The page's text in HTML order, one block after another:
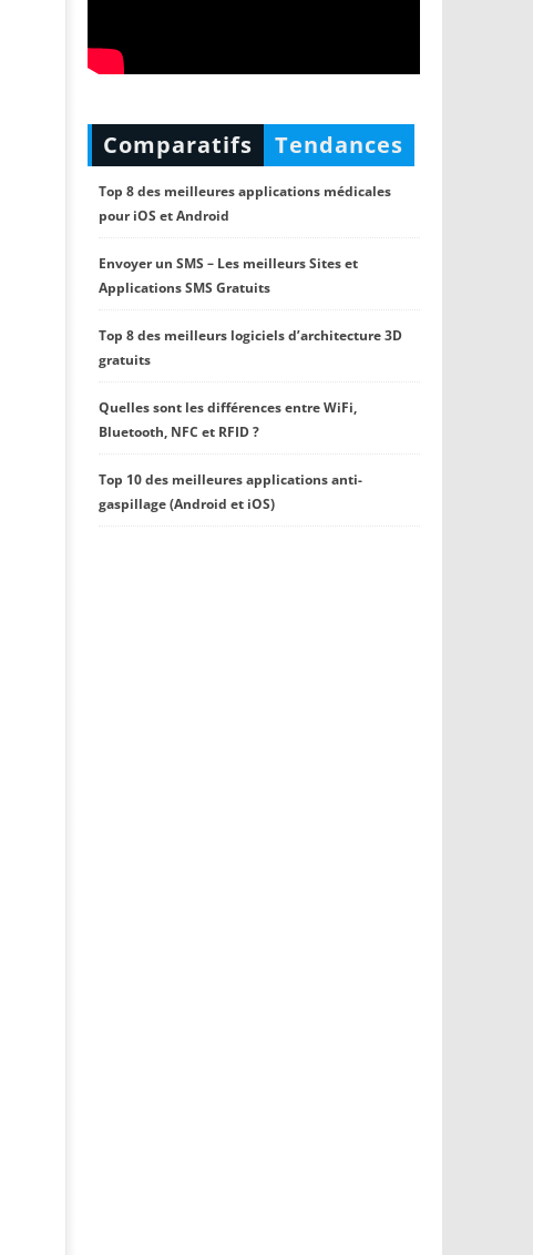
Comparatifs Tendances
Top 8 des meilleures applications médicales
pour iOS et Android
Envoyer un SMS – Les meilleurs Sites et
Applications SMS Gratuits
Top 8 des meilleurs logiciels d’architecture 3D
gratuits
Quelles sont les différences entre WiFi,
Bluetooth, NFC et RFID ?
Top 10 des meilleures applications anti-
gaspillage (Android et iOS)